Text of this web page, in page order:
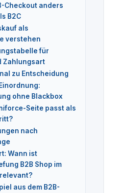
Checkout anders
B2C
als
verstehen
für
Zahlungsart
zu Entscheidung
ohne Blackbox
Seite passt als
nach
Wann ist
B2B Shop im
aus dem B2B-